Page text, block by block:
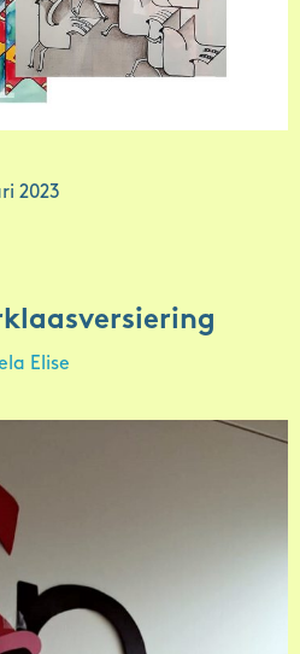
2023
Elise